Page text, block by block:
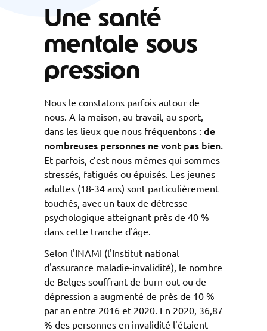
Une santé
mentale sous
pression
Nous le constatons parfois autour de
nous. A la maison, au travail, au sport,
dans les lieux que nous fréquentons : de
nombreuses personnes ne vont pas bien.
Et parfois, c’est nous-mêmes qui sommes
stressés, fatigués ou épuisés. Les jeunes
adultes (18-34 ans) sont particulièrement
touchés, avec un taux de détresse
psychologique atteignant près de 40 %
dans cette tranche d'âge.
Selon l'INAMI (l'Institut national
d'assurance maladie-invalidité), le nombre
de Belges souffrant de burn-out ou de
dépression a augmenté de près de 10 %
par an entre 2016 et 2020. En 2020, 36,87
% des personnes en invalidité l'étaient